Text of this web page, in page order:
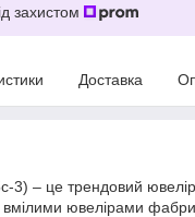
захистом
Доставка
3) – це трендовий
ювелірами